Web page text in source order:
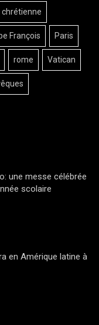
François Paris
rome Vatican
une messe célébrée
scolaire
en Amérique latine à